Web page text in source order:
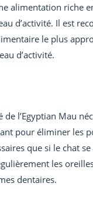
alimentation riche
d’activité. Il est
le plus
d’activité.
de l’Egyptian Mau
pour éliminer les
que si le chat
les
dentaires.